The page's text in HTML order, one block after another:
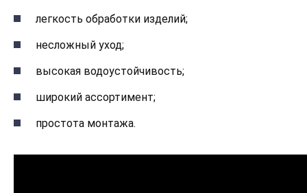
легкость обработки изделий;
несложный уход;
высокая водоустойчивость;
широкий ассортимент;
простота монтажа.